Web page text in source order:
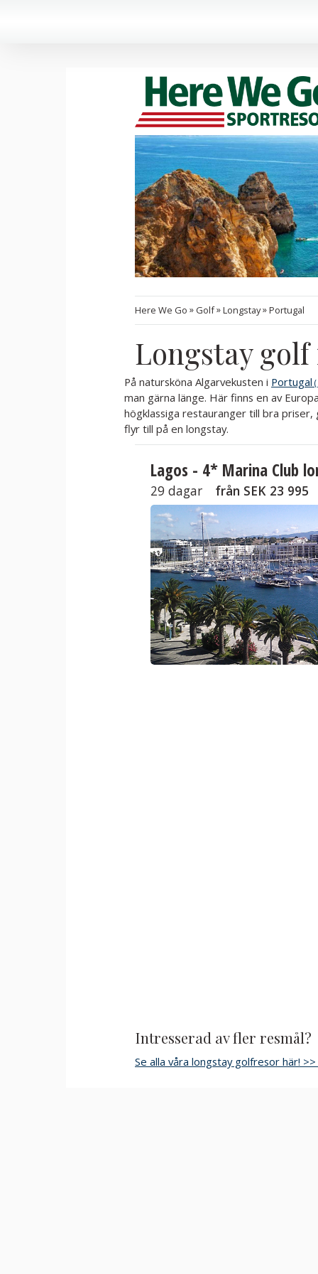
Here We Go » Golf»Longstay»Portugal
Longstay
På natursköna Algarvekusten i Portugal
man gärna länge. Här finns en av
högklassiga restauranger till bra
flyr till på en longstay.
Lagos - 4* Marina Club
29 dagar från SEK 23 995
Intresserad av fler resmål?
Se alla våra longstay golfresor här! >>